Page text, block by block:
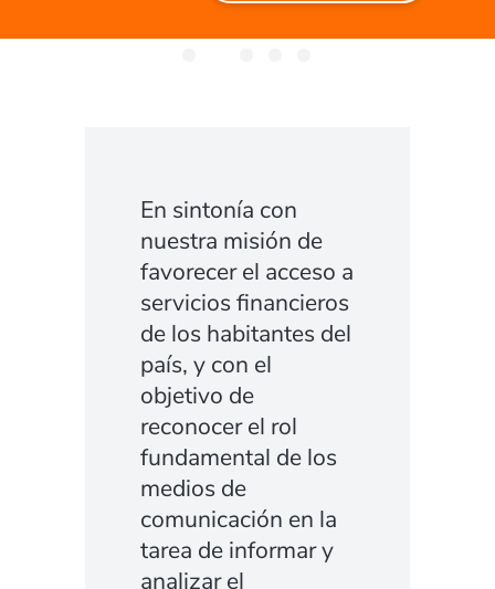
En sintonía con
nuestra misión de
favorecer el acceso a
servicios financieros
de los habitantes del
país, y con el
objetivo de
reconocer el rol
fundamental de los
medios de
comunicación en la
tarea de informar y
analizar el